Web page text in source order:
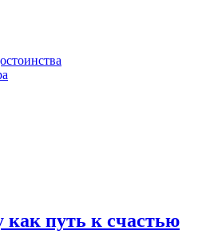
как путь к счастью